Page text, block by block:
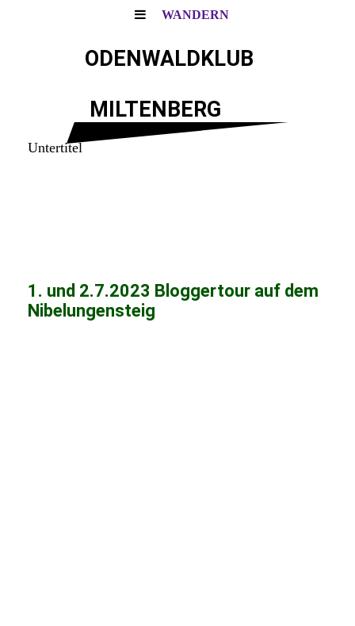
WANDERN
ODENWALDKLUB
MILTENBERG
Untertitel
1. und 2.7.2023 Bloggertour auf dem
Nibelungensteig